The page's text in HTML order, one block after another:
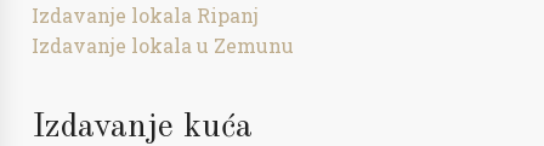
Izdavanje lokala Ripanj
Izdavanje lokala u Zemunu
Izdavanje kuća